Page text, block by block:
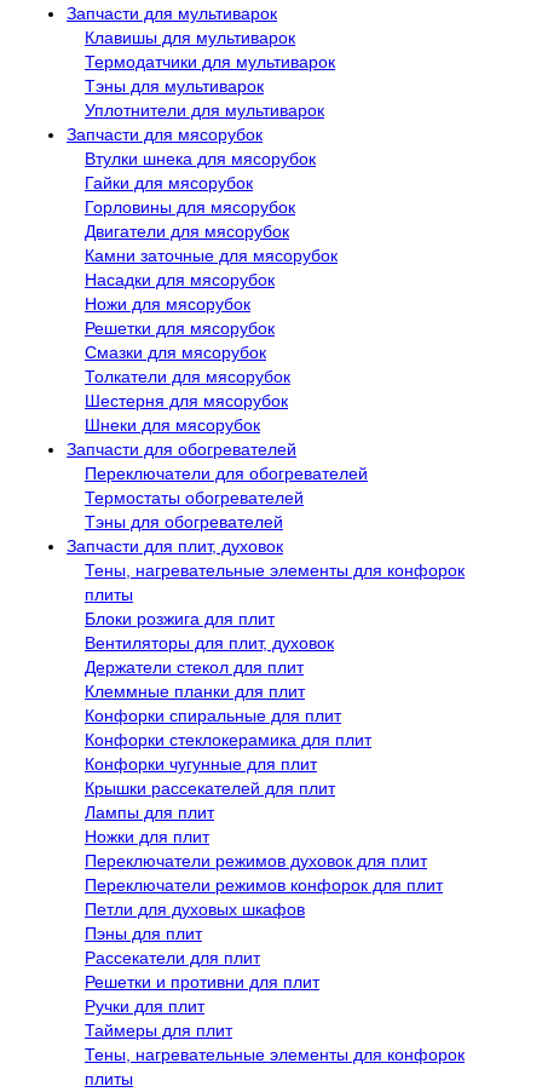
Запчасти для мультиварок
Клавишы для мультиварок
Термодатчики для мультиварок
Тэны для мультиварок
Уплотнители для мультиварок
Запчасти для мясорубок
Втулки шнека для мясорубок
Гайки для мясорубок
Горловины для мясорубок
Двигатели для мясорубок
Камни заточные для мясорубок
Насадки для мясорубок
Ножи для мясорубок
Решетки для мясорубок
Смазки для мясорубок
Толкатели для мясорубок
Шестерня для мясорубок
Шнеки для мясорубок
Запчасти для обогревателей
Переключатели для обогревателей
Термостаты обогревателей
Тэны для обогревателей
Запчасти для плит, духовок
Тены, нагревательные элементы для конфорок
плиты
Блоки розжига для плит
Вентиляторы для плит, духовок
Держатели стекол для плит
Клеммные планки для плит
Конфорки спиральные для плит
Конфорки стеклокерамика для плит
Конфорки чугунные для плит
Крышки рассекателей для плит
Лампы для плит
Ножки для плит
Переключатели режимов духовок для плит
Переключатели режимов конфорок для плит
Петли для духовых шкафов
Пэны для плит
Рассекатели для плит
Решетки и противни для плит
Ручки для плит
Таймеры для плит
Тены, нагревательные элементы для конфорок
плиты